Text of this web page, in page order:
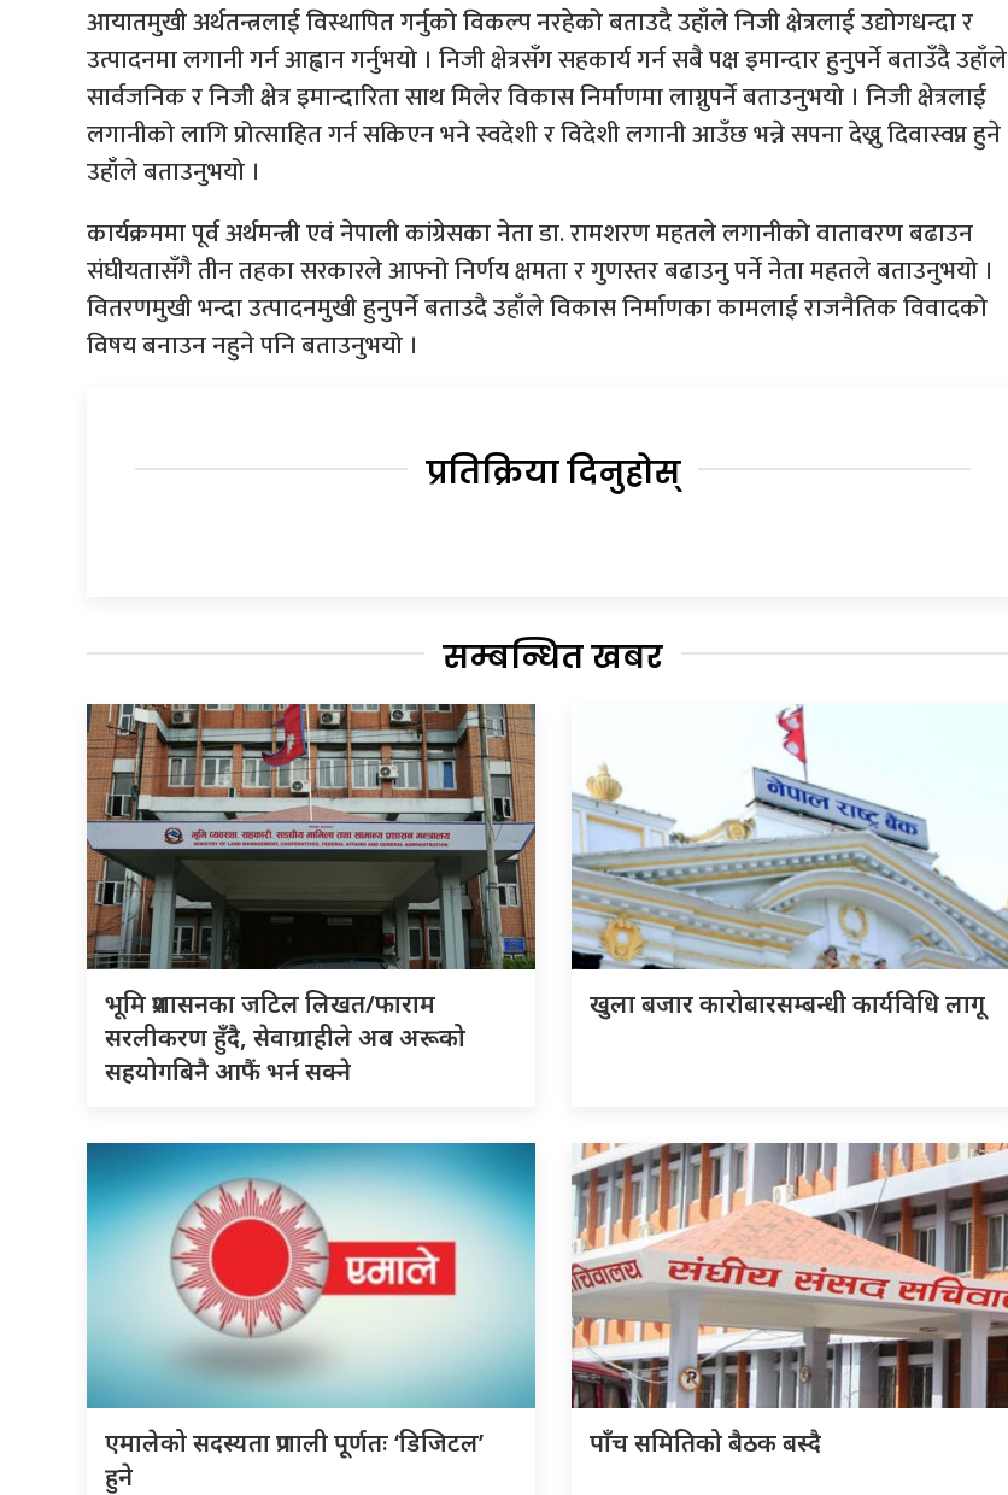
आयातमुखी अर्थतन्त्रलाई विस्थापित गर्नुको विकल्प नरहेको बताउदै उहाँले निजी क्षेत्रलाई उद्योगधन्दा र
उत्पादनमा लगानी गर्न आह्वान गर्नुभयो । निजी क्षेत्रसँग सहकार्य गर्न सबै पक्ष इमान्दार हुनुपर्ने बताउँदै उहाँले
सार्वजनिक र निजी क्षेत्र इमान्दारिता साथ मिलेर विकास निर्माणमा लाग्नुपर्ने बताउनुभयो । निजी क्षेत्रलाई
लगानीको लागि प्रोत्साहित गर्न सकिएन भने स्वदेशी र विदेशी लगानी आउँछ भन्ने सपना देख्नु दिवास्वप्न हुने
उहाँले बताउनुभयो ।
कार्यक्रममा पूर्व अर्थमन्त्री एवं नेपाली कांग्रेसका नेता डा. रामशरण महतले लगानीको वातावरण बढाउन
संघीयतासँगै तीन तहका सरकारले आफ्नो निर्णय क्षमता र गुणस्तर बढाउनु पर्ने नेता महतले बताउनुभयो ।
वितरणमुखी भन्दा उत्पादनमुखी हुनुपर्ने बताउदै उहाँले विकास निर्माणका कामलाई राजनैतिक विवादको
विषय बनाउन नहुने पनि बताउनुभयो ।
प्रतिक्रिया दिनुहोस्
सम्बन्धित खबर
भूमि प्रशासनका जटिल लिखत/फाराम
सरलीकरण हुँदै, सेवाग्राहीले अब अरूको
सहयोगबिनै आफैं भर्न सक्ने
खुला बजार कारोबारसम्बन्धी कार्यविधि लागू
एमालेको सदस्यता प्रणाली पूर्णतः ‘डिजिटल’
हुने
पाँच समितिको बैठक बस्दै